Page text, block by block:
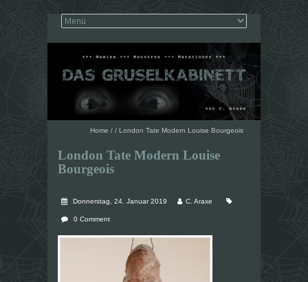
Home / / London Tate Modern Louise Bourgeois
London Tate Modern Louise
Bourgeois
Donnerstag, 24. Januar 2019 C. Araxe
0 Comment